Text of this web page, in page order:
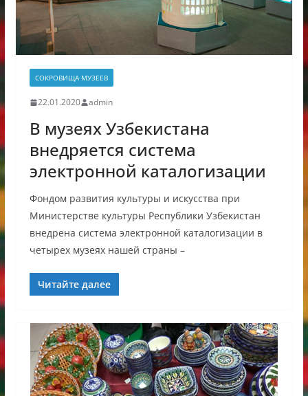
СОКРОВИЩА МУЗЕЕВ
22.01.2020 admin
В музеях Узбекистана
внедряется система
электронной каталогизации
Фондом развития культуры и искусства при
Министерстве культуры Республики Узбекистан
внедрена система электронной каталогизации в
четырех музеях нашей страны –
Читайте далее